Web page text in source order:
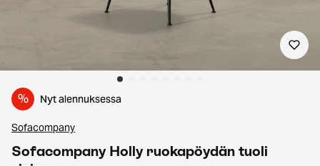
% Nyt alennuksessa
Sofacompany
Sofacompany Holly ruokapöydän tuoli